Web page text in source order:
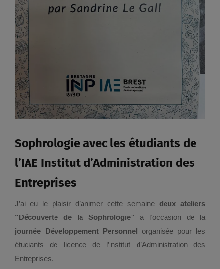
Sophrologie avec les étudiants de
l’IAE Institut d’Administration des
Entreprises
J’ai eu le plaisir d’animer cette semaine deux ateliers
“Découverte de la Sophrologie” à l’occasion de la
journée Développement Personnel organisée pour les
étudiants de licence de l’Institut d’Administration des
Entreprises.